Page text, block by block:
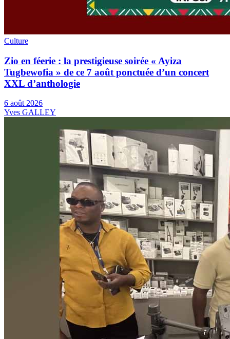
Culture
Zio en féerie : la prestigieuse soirée « Ayiza
Tugbewofia » de ce 7 août ponctuée d’un concert
XXL d’anthologie
6 août 2026
Yves GALLEY